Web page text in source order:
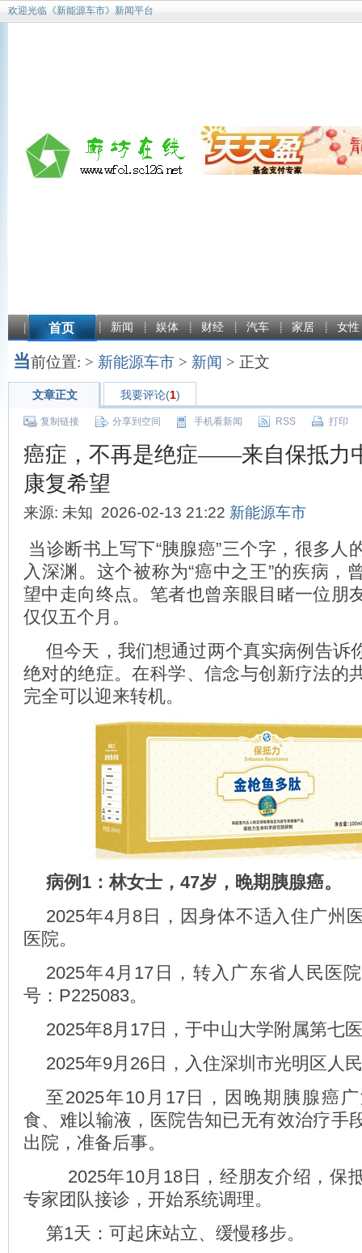
欢迎光临《新能源车市》新闻平台
首页 新闻 娱体 财经 汽车 家居 女性
当前位置: > 新能源车市 > 新闻 > 正文
文章正文 我要评论(1)
复制链接 分享到空间 手机看新闻 RSS 打印
癌症，不再是绝症——来自保抵力
康复希望
来源: 未知 2026-02-13 21:22 新能源车市
当诊断书上写下“胰腺癌”三个字，很多人
入深渊。这个被称为“癌中之王”的疾病，
望中走向终点。笔者也曾亲眼目睹一位朋
仅仅五个月。
但今天，我们想通过两个真实病例告诉
绝对的绝症。在科学、信念与创新疗法的
完全可以迎来转机。
病例1：林女士，47岁，晚期胰腺癌。
2025年4月8日，因身体不适入住广州
医院。
2025年4月17日，转入广东省人民医
号：P225083。
2025年8月17日，于中山大学附属第七
2025年9月26日，入住深圳市光明区人
至2025年10月17日，因晚期胰腺癌
食、难以输液，医院告知已无有效治疗手
出院，准备后事。
2025年10月18日，经朋友介绍，保
专家团队接诊，开始系统调理。
第1天：可起床站立、缓慢移步。